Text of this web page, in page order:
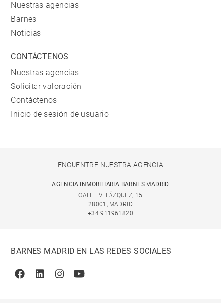
Nuestras agencias
Barnes
Noticias
CONTÁCTENOS
Nuestras agencias
Solicitar valoración
Contáctenos
Inicio de sesión de usuario
ENCUENTRE NUESTRA AGENCIA
AGENCIA INMOBILIARIA BARNES MADRID
CALLE VELÁZQUEZ, 15
28001, MADRID
+34 911961820
BARNES MADRID EN LAS REDES SOCIALES
FacebookLinkedinInstagramYoutube